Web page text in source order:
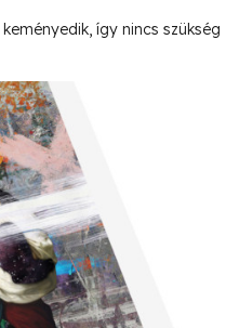
keményedik, így nincs szükség